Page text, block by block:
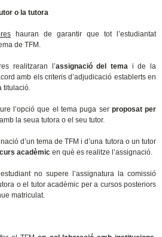
o la tutora
hauran de garantir que tot l’estudiantat
de TFM.
realitzaran l’assignació del tema i de la
amb els criteris d’adjudicació establerts en
titulació.
l’opció que el tema puga ser proposat per
la seua tutora o el seu tutor.
d’un tema de TFM i d’una tutora o un tutor
curs acadèmic en què es realitze l’assignació.
no supere l’assignatura la comissió
o el tutor acadèmic per a cursos posteriors
matriculat.